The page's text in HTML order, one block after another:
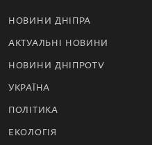
НОВИНИ ДНІПРА
АКТУАЛЬНІ НОВИНИ
НОВИНИ ДНІПРОTV
УКРАЇНА
ПОЛІТИКА
ЕКОЛОГІЯ